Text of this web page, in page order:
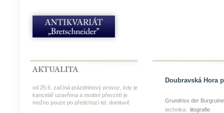
od 25.6. začíná prázdninový provoz, kdy je
kancelář uzavřena a osobní převzetí je
možno pouze po předchozí tel. domluvě
Doubravská Hora
Grundriss der
technika: litografie